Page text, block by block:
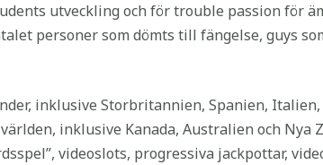
utveckling och för trouble passion för
personer som dömts till fängelse, guys
inklusive Storbritannien, Spanien, Italien,
inklusive Kanada, Australien och Nya
videoslots, progressiva jackpottar,